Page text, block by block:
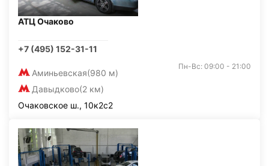
АТЦ Очаково
+7 (495) 152-31-11
Аминьевская(980 м)
Давыдково(2 км)
Пн-Вс: 09:00 - 21:00
Очаковское ш., 10к2с2